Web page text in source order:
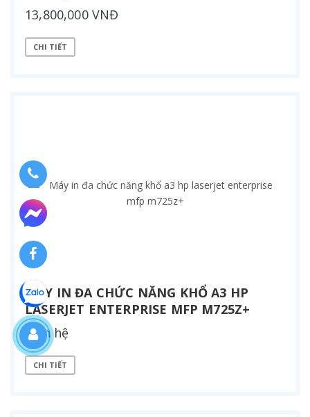
13,800,000 VNĐ
CHI TIẾT
MÁY IN ĐA CHỨC NĂNG KHỔ A3 HP
LASERJET ENTERPRISE MFP M725Z+
Liên hệ
CHI TIẾT